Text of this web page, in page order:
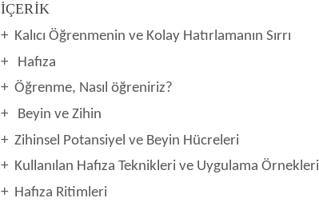
İÇERİK
+ Kalıcı Öğrenmenin ve Kolay Hatrlamanın Sırrı
+ Hafıza
+ Öğrenme, Nasıl öğreniriz?
+ Beyin ve Zihin
+ Zihinsel Potansiyel ve Beyin Hücreleri
+ Kullanılan Hafıza Teknikleri ve Uygulama Örnekleri
+ Hafıza Ritimleri